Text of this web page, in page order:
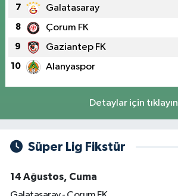
7 Galatasaray
8 Çorum FK
9 Gaziantep FK
10 Alanyaspor
Detaylar için tıklayın
Süper Lig Fikstür
14 Ağustos, Cuma